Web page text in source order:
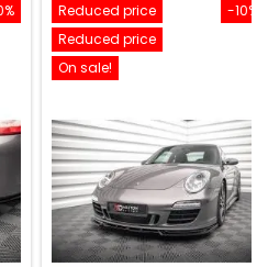
-10%
Reduced price
Reduced price
On sale!